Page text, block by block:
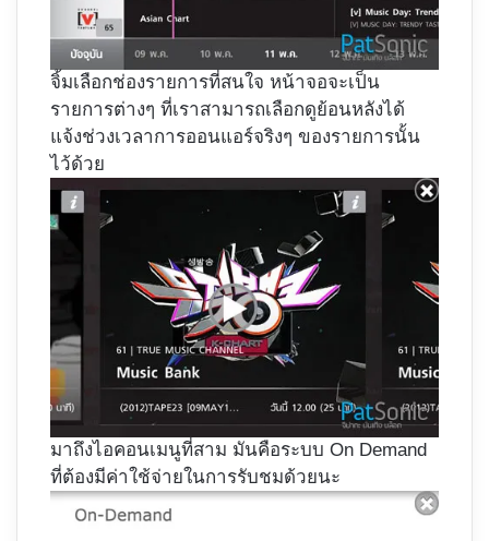
จิ้มเลือกช่องรายการที่สนใจ หน้าจอจะเป็น
รายการต่างๆ ที่เราสามารถเลือกดูย้อนหลังได้
แจ้งช่วงเวลาการออนแอร์จริงๆ ของรายการนั้น
ไว้ด้วย
มาถึงไอคอนเมนูที่สาม มันคือระบบ On Demand
ที่ต้องมีค่าใช้จ่ายในการรับชมด้วยนะ